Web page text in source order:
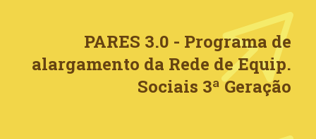
PARES 3.0 - Programa de
alargamento da Rede de Equip.
Sociais 3ª Geração